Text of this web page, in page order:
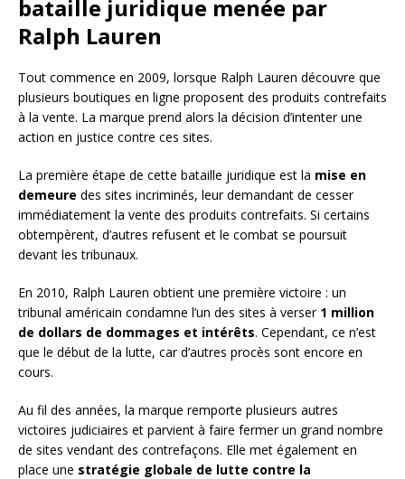
bataille juridique menée par
Ralph Lauren
Tout commence en 2009, lorsque Ralph Lauren découvre que
plusieurs boutiques en ligne proposent des produits contrefaits
à la vente. La marque prend alors la décision d’intenter une
action en justice contre ces sites.
La première étape de cette bataille juridique est la mise en
demeure des sites incriminés, leur demandant de cesser
immédiatement la vente des produits contrefaits. Si certains
obtempèrent, d’autres refusent et le combat se poursuit
devant les tribunaux.
En 2010, Ralph Lauren obtient une première victoire : un
tribunal américain condamne l’un des sites à verser 1 million
de dollars de dommages et intérêts. Cependant, ce n’est
que le début de la lutte, car d’autres procès sont encore en
cours.
Au fil des années, la marque remporte plusieurs autres
victoires judiciaires et parvient à faire fermer un grand nombre
de sites vendant des contrefaçons. Elle met également en
place une stratégie globale de lutte contre la